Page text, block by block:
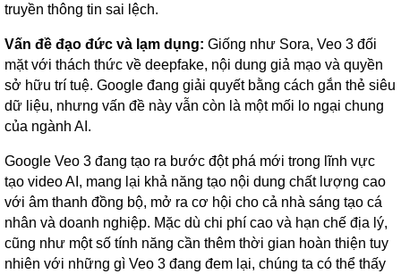
truyền thông tin sai lệch.
Vấn đề đạo đức và lạm dụng: Giống như Sora, Veo 3 đối
mặt với thách thức về deepfake, nội dung giả mạo và quyền
sở hữu trí tuệ. Google đang giải quyết bằng cách gắn thẻ siêu
dữ liệu, nhưng vấn đề này vẫn còn là một mối lo ngại chung
của ngành AI.
Google Veo 3 đang tạo ra bước đột phá mới trong lĩnh vực
tạo video AI, mang lại khả năng tạo nội dung chất lượng cao
với âm thanh đồng bộ, mở ra cơ hội cho cả nhà sáng tạo cá
nhân và doanh nghiệp. Mặc dù chi phí cao và hạn chế địa lý,
cũng như một số tính năng cần thêm thời gian hoàn thiện tuy
nhiên với những gì Veo 3 đang đem lại, chúng ta có thể thấy